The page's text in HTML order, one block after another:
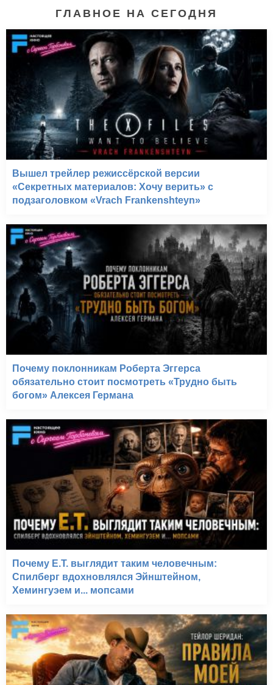
ГЛАВНОЕ НА СЕГОДНЯ
Вышел трейлер режиссёрской версии
«Секретных материалов: Хочу верить» с
подзаголовком «Vrach Frankenshteyn»
Почему поклонникам Роберта Эггерса
обязательно стоит посмотреть «Трудно быть
богом» Алексея Германа
Почему E.T. выглядит таким человечным:
Спилберг вдохновлялся Эйнштейном,
Хемингуэем и... мопсами